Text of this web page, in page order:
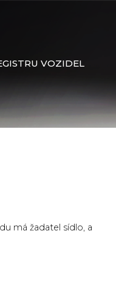
VOZIDEL
má žadatel sídlo, a